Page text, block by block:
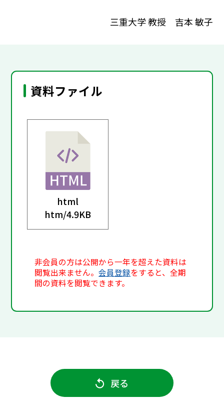
三重大学 教授 吉本 敏子
資料ファイル
html
htm/4.9KB
非会員の方は公開から一年を超えた資料は
閲覧出来ません。会員登録をすると、全期
間の資料を閲覧できます。
戻る